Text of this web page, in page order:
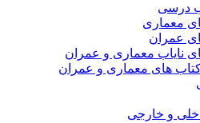
درسی
معماری
عمران
نایاب معماری و عمران
کتاب های معماری و عمران
و خارجی